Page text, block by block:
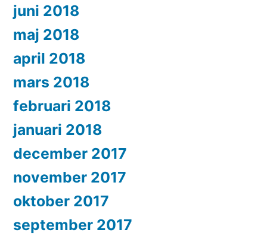
juni 2018
maj 2018
april 2018
mars 2018
februari 2018
januari 2018
december 2017
november 2017
oktober 2017
september 2017